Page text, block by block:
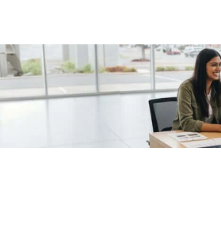
/fragments/plp-details